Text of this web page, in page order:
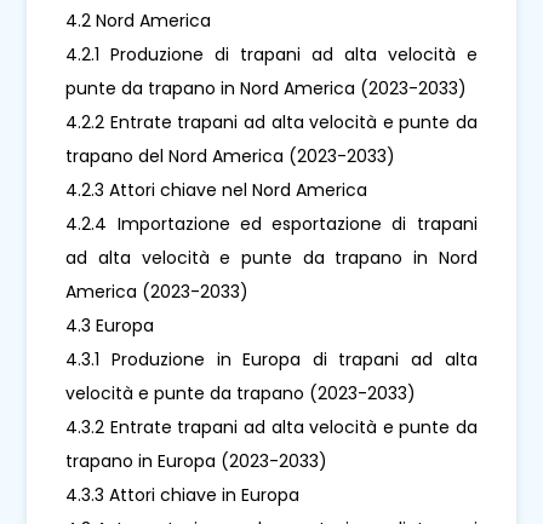
4.2 Nord America
4.2.1 Produzione di trapani ad alta velocità e
punte da trapano in Nord America (2023-2033)
4.2.2 Entrate trapani ad alta velocità e punte da
trapano del Nord America (2023-2033)
4.2.3 Attori chiave nel Nord America
4.2.4 Importazione ed esportazione di trapani
ad alta velocità e punte da trapano in Nord
America (2023-2033)
4.3 Europa
4.3.1 Produzione in Europa di trapani ad alta
velocità e punte da trapano (2023-2033)
4.3.2 Entrate trapani ad alta velocità e punte da
trapano in Europa (2023-2033)
4.3.3 Attori chiave in Europa